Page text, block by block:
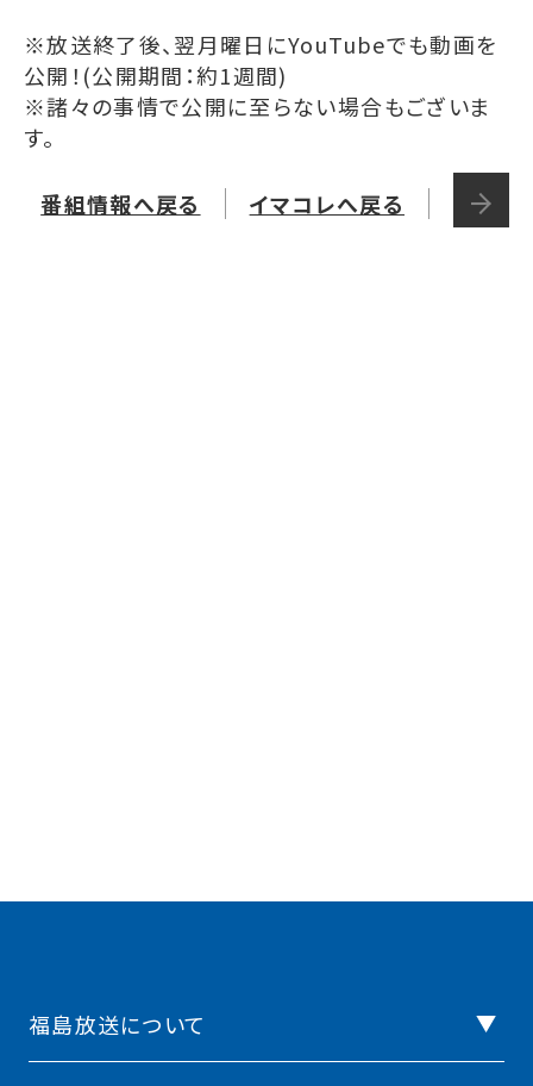
※放送終了後、翌月曜日にYouTubeでも動画を
公開！(公開期間：約1週間)
※諸々の事情で公開に至らない場合もございま
す。
イマコレへ戻る
番組情報へ戻る
福島放送について